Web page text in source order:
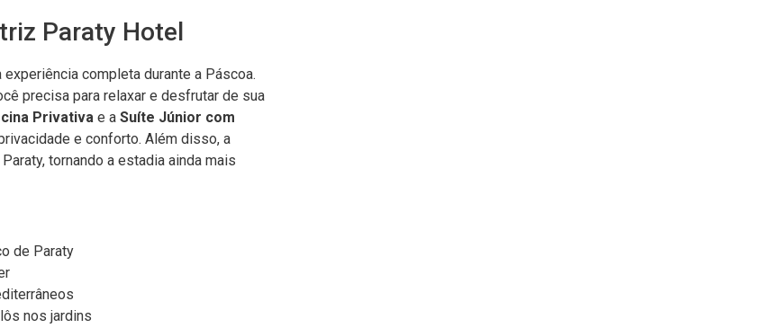
Paraty Hotel
completa durante a Páscoa.
precisa para relaxar e desfrutar de sua
Privativa e a Suíte Júnior com
e conforto. Além disso, a
tornando a estadia ainda mais
de Paraty
nos jardins